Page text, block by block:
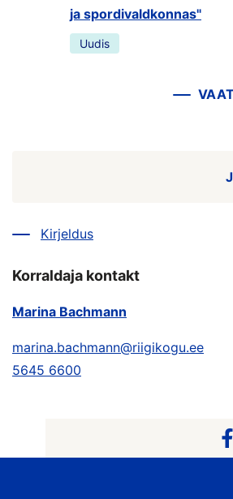
Kirjeldus
Korraldaja kontakt
Marina Bachmann
marina.bachmann@riigikogu.ee
5645 6600
ja spordivaldkonnas"
Uudis